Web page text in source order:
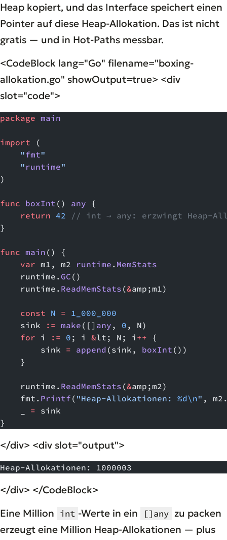
Heap kopiert, und das Interface speichert einen
Pointer auf diese Heap-Allokation. Das ist nicht
gratis — und in Hot-Paths messbar.
<CodeBlock lang="Go" filename="boxing-
allokation.go" showOutput=true> <div
slot="code">
package main
import (
    "
fmt"
    "
runtime"
)
func boxInt () any {
    return
42 // int → any: erzwingt Heap-
}
func main () {
    var
m1, m2 runtime . MemStats
    runtime.
GC ()
    runtime.
ReadMemStats (&amp;m1)
    const
N = 1_000_000
    sink
:= make ([] any , 0 , N)
    for
i := 0 ; i &lt; N; i ++ {
        sink
= append (sink, boxInt ())
    }
    runtime.
ReadMemStats (&amp;m2)
    fmt.
Printf ( "Heap-Allokationen: %d\n" ,
= sink
}
</div> <div slot="output">
Heap-Allokationen: 1000003
</div> </CodeBlock>
Eine Million int -Werte in ein []any zu packen
erzeugt eine Million Heap-Allokationen — plus